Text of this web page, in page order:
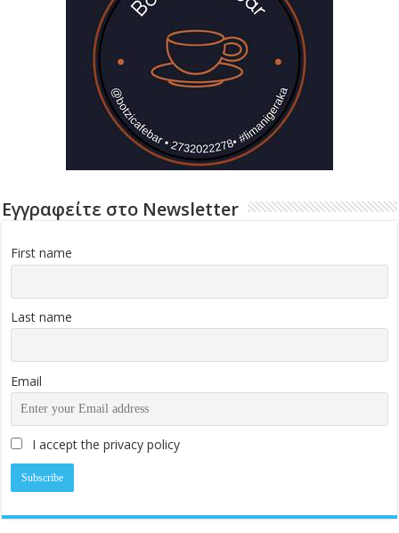
Εγγραφείτε στο Newsletter
First name
Last name
Email
I accept the privacy policy